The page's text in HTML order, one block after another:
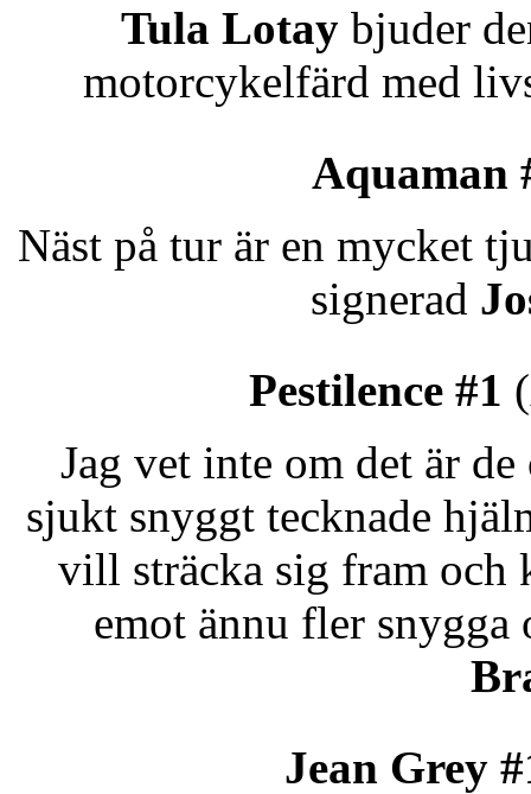
Tula Lotay bjuder
motorcykelfärd med
Aquaman
Näst på tur är en mycket
signerad
Pestilence #1
Jag vet inte om det är
sjukt snyggt tecknade
vill sträcka sig fram och
emot ännu fler
Jean Grey